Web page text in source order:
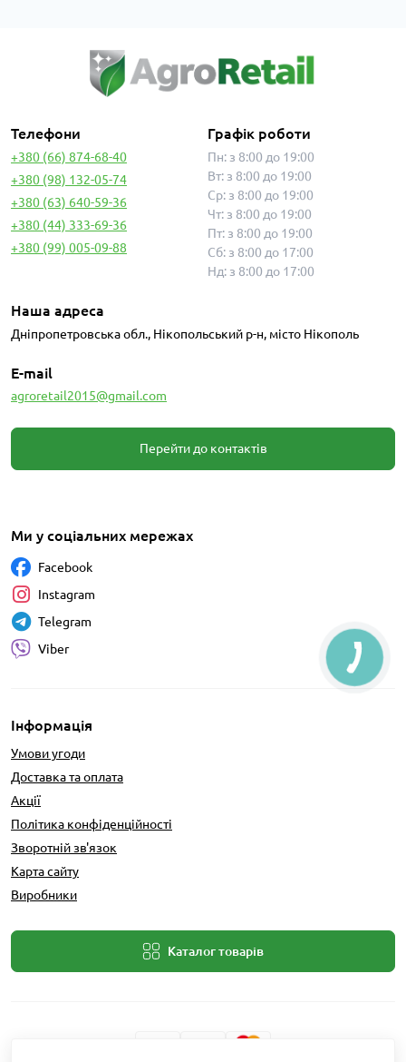
Телефони
+380 (66) 874-68-40
+380 (98) 132-05-74
+380 (63) 640-59-36
+380 (44) 333-69-36
+380 (99) 005-09-88
Графік роботи
Пн: з 8:00 до 19:00
Вт: з 8:00 до 19:00
Ср: з 8:00 до 19:00
Чт: з 8:00 до 19:00
Пт: з 8:00 до 19:00
Сб: з 8:00 до 17:00
Нд: з 8:00 до 17:00
Наша адреса
Дніпропетровська обл., Нікопольський р-н, місто Нікополь
E-mail
agroretail2015@gmail.com
Перейти до контактів
Інформація
Умови угоди
Доставка та оплата
Акції
Політика конфіденційності
Зворотній зв'язок
Карта сайту
Виробники
Каталог товарів
Ми у соціальних мережах
Facebook
Instagram
Telegram
Viber